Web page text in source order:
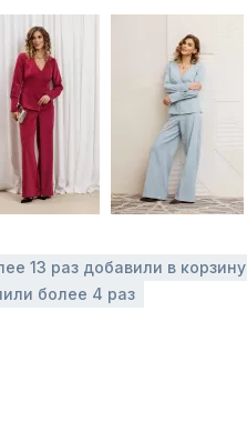
13 раз добавили в корзину
более 4 раз